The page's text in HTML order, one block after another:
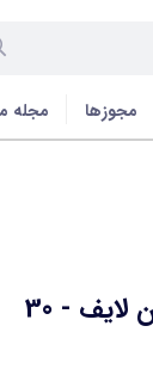
مجوزها مجله
قرص منیزیم 350 + ویتامین ب 6 ویتامین لایف - 30